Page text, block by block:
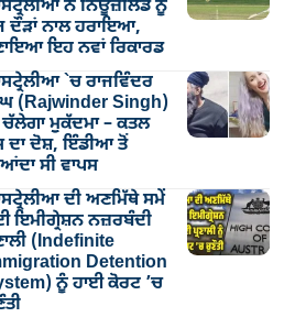
ਨੇ ਨਿਊਜ਼ੀਲੈਂਡ ਨੂੰ
ਦੌੜਾਂ ਨਾਲ ਹਰਾਇਆ,
ਇਹ ਨਵਾਂ ਰਿਕਾਰਡ
`ਚ ਰਾਜਵਿੰਦਰ
(Rajwinder Singh)
ਚੱਲੇਗਾ ਮੁੁਕੱਦਮਾ – ਕਤਲ
ਦਾ ਦੋਸ਼, ਇੰਡੀਆ ਤੋਂ
ਸੀ ਵਾਪਸ
ਦੀ ਅਣਮਿੱਥੇ ਸਮੇਂ
ਇਮੀਗ੍ਰੇਸ਼ਨ ਨਜ਼ਰਬੰਦੀ
(Indefinite
Detention
ਨੂੰ ਹਾਈ ਕੋਰਟ ’ਚ